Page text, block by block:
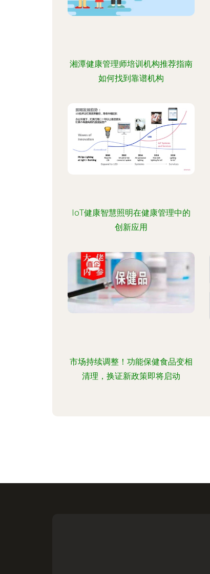
湘潭健康管理师培训机构推荐指南
如何找到靠谱机构
IoT健康智慧照明在健康管理中的
创新应用
市场持续调整！功能保健食品变相
清理，换证新政策即将启动